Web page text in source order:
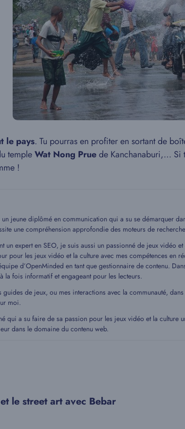
le pays. Tu pourras en profiter en sortant de
templeWat Nong Pruede Kanchanaburi,… Si
!
un jeune diplômé en communication qui a su se démarquer
une compréhension approfondie des moteurs de
un expert en SEO, je suis aussi un passionné de jeux vidéo
pour les jeux vidéo et la culture avec mes compétences en
d’OpenMinded en tant que gestionnaire de contenu.
la fois informatif et engageant pour les lecteurs.
de jeux, ou mes interactions avec la communauté,
moi.
qui a su faire de sa passion pour les jeux vidéo et la
dans le domaine du contenu web.
le street art avec Bebar